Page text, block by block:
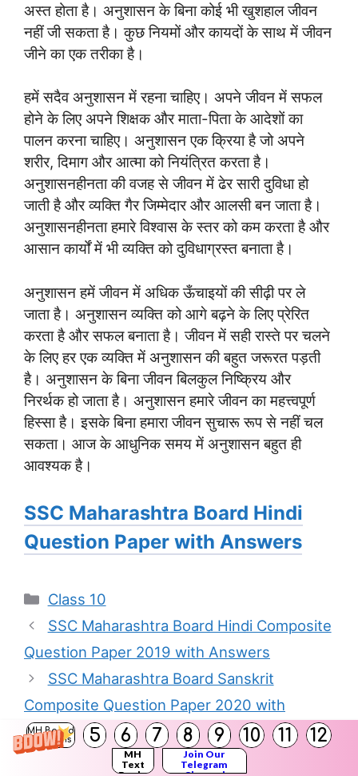
MH Board
Solutions
5 6 7 8 9 10 11 12
MH
Text
Join Our
Telegram
अस्त होता है। अनुशासन के बिना कोई भी खुशहाल जीवन
नहीं जी सकता है। कुछ नियमों और कायदों के साथ में जीवन
जीने का एक तरीका है।
हमें सदैव अनुशासन में रहना चाहिए। अपने जीवन में सफल
होने के लिए अपने शिक्षक और माता-पिता के आदेशों का
पालन करना चाहिए। अनुशासन एक क्रिया है जो अपने
शरीर, दिमाग और आत्मा को नियंत्रित करता है।
अनुशासनहीनता की वजह से जीवन में ढेर सारी दुविधा हो
जाती है और व्यक्ति गैर जिम्मेदार और आलसी बन जाता है।
अनुशासनहीनता हमारे विश्वास के स्तर को कम करता है और
आसान कार्यों में भी व्यक्ति को दुविधाग्रस्त बनाता है।
अनुशासन हमें जीवन में अधिक ऊँचाइयों की सीढ़ी पर ले
जाता है। अनुशासन व्यक्ति को आगे बढ़ने के लिए प्रेरित
करता है और सफल बनाता है। जीवन में सही रास्ते पर चलने
के लिए हर एक व्यक्ति में अनुशासन की बहुत जरूरत पड़ती
है। अनुशासन के बिना जीवन बिलकुल निष्क्रिय और
निरर्थक हो जाता है। अनुशासन हमारे जीवन का महत्त्वपूर्ण
हिस्सा है। इसके बिना हमारा जीवन सुचारू रूप से नहीं चल
सकता। आज के आधुनिक समय में अनुशासन बहुत ही
आवश्यक है।
SSC Maharashtra Board Hindi
Question Paper with Answers
Categories
Class 10
SSC Maharashtra Board Hindi Composite
Question Paper 2019 with Answers
SSC Maharashtra Board Sanskrit
Composite Question Paper 2020 with
Solutions